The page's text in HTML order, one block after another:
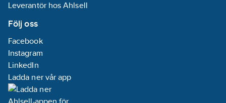
Leverantör hos Ahlsell
Följ oss
Facebook
Instagram
LinkedIn
Ladda ner vår app